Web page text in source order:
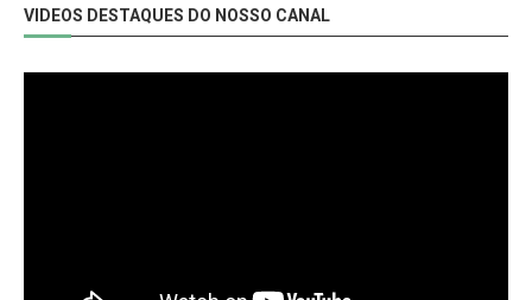
VIDEOS DESTAQUES DO NOSSO CANAL